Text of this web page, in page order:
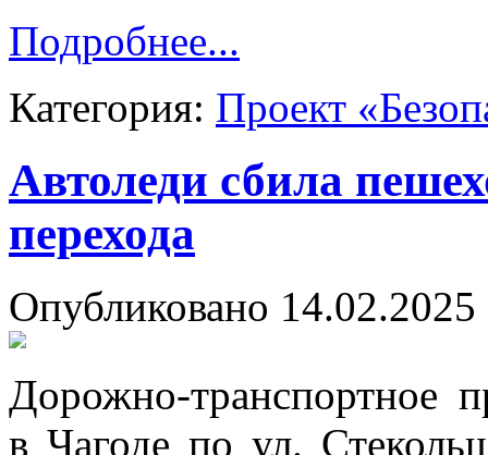
Подробнее...
Категория: Проект
Автоледи сбила
перехода
Опубликовано
Дорожно-транспортное
в Чагоде по ул.